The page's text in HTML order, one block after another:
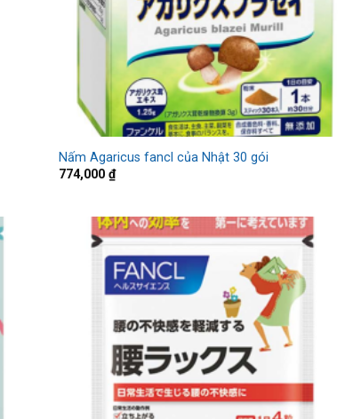
Nấm Agaricus fancl của Nhật 30 gói
774,000 ₫